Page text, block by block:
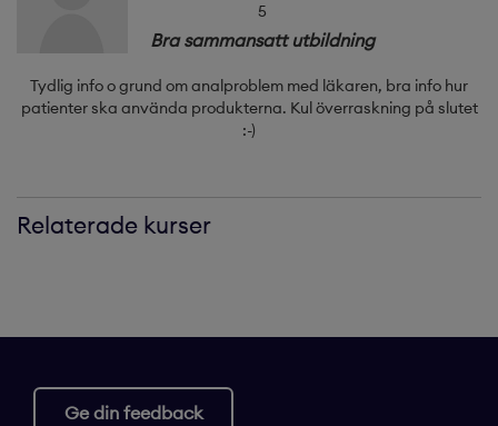
5
Bra sammansatt utbildning
Tydlig info o grund om analproblem med läkaren, bra info hur
patienter ska använda produkterna. Kul överraskning på slutet
:-)
Relaterade kurser
Ge din feedback